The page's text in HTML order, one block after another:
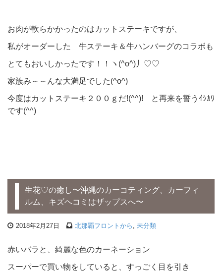
お肉が軟らかかったのはカットステーキですが、
私がオーダーした 牛ステーキ＆牛ハンバーグのコラボも
とてもおいしかったです！！ヽ(^o^)丿♡♡
家族み～～んな大満足でした(^o^)
今度はカットステーキ２００ｇだ!(^^)! と再来を誓うｲｼｶﾜ
です(^^)
生花♡の癒し〜沖縄のカーコティング、カーフィ
ルム、キズヘコミはザップスへ〜
2018年2月27日 北那覇フロントから , 未分類
赤いバラと、綺麗な色のカーネーション
スーパーで買い物をしていると、すっごく目を引き